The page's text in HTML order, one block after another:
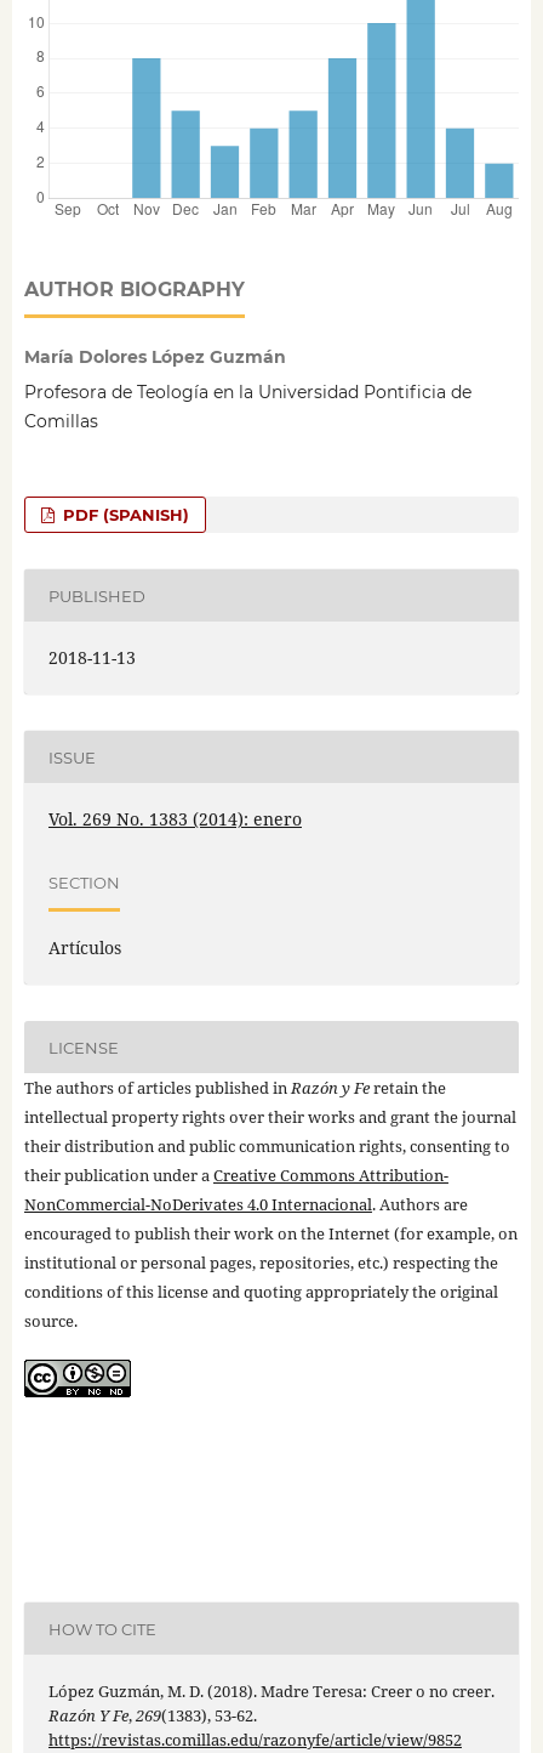
AUTHOR BIOGRAPHY
María Dolores López Guzmán
Profesora de Teología en la Universidad Pontificia de
Comillas
PDF (SPANISH)
PUBLISHED
2018-11-13
ISSUE
Vol. 269 No. 1383 (2014): enero
SECTION
Artículos
LICENSE
The authors of articles published inRazón y Feretain the
intellectual property rights over their works and grant the journal
their distribution and public communication rights, consenting to
their publication under aCreative Commons Attribution-
NonCommercial-NoDerivates 4.0 Internacional. Authors are
encouraged to publish their work on the Internet (for example, on
institutional or personal pages, repositories, etc.) respecting the
conditions of this license and quoting appropriately the original
source.
HOW TO CITE
López Guzmán, M. D. (2018). Madre Teresa: Creer o no creer.
Razón Y Fe,269(1383), 53-62.
https://revistas.comillas.edu/razonyfe/article/view/9852